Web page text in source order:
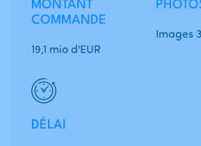
MONTANT
COMMANDE
19,1 mio d'EUR
DÉLAI
Images